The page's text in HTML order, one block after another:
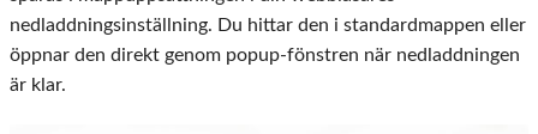
nedladdningsinställning. Du hittar den i standardmappen eller
öppnar den direkt genom popup-fönstren när nedladdningen
är klar.